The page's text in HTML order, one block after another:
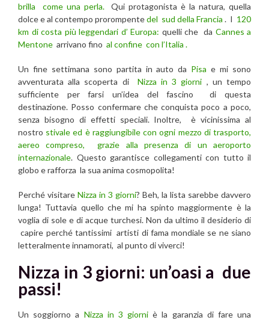
brilla come una perla.Qui protagonista è la natura, quella
dolce e al contempo prorompentedel sud della Francia . I 120
km di costa più leggendari d’ Europa: quelli che da Cannes a
Mentone arrivano fino al confine con l’Italia .
Un fine settimana sono partita in auto da Pisa e mi sono
avventurata alla scoperta di Nizza in 3 giorni , un tempo
sufficiente per farsi un’idea del fascino di questa
destinazione. Posso confermare che conquista poco a poco,
senza bisogno di effetti speciali. Inoltre, è vicinissima al
nostro stivale ed è raggiungibile con ogni mezzo di trasporto,
aereo compreso, grazie alla presenza di un aeroporto
internazionale. Questo garantisce collegamenti con tutto il
globo e rafforza la sua anima cosmopolita!
Perché visitare Nizza in 3 giorni? Beh, la lista sarebbe davvero
lunga! Tuttavia quello che mi ha spinto maggiormente è la
voglia di sole e di acque turchesi. Non da ultimo il desiderio di
capire perché tantissimi artisti di fama mondiale se ne siano
letteralmente innamorati, al punto di viverci!
Nizza in 3 giorni: un’oasi a due
passi!
Un soggiorno a Nizza in 3 giorni è la garanzia di fare una